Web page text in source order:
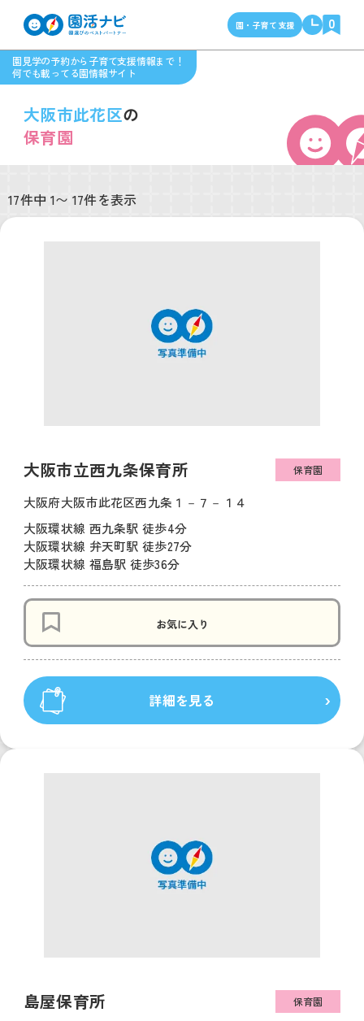
園見学の予約から子育て支援情報まで！
何でも載ってる園情報サイト
園・子育て支援 0
大阪市此花区の
保育園
17件中 1〜 17件を表示
大阪市立西九条保育所 保育園
大阪府大阪市此花区西九条１－７－１４
大阪環状線 西九条駅 徒歩4分
大阪環状線 弁天町駅 徒歩27分
大阪環状線 福島駅 徒歩36分
お気に入り
詳細を見る
島屋保育所 保育園